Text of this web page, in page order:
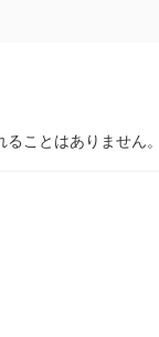
ことはありません。